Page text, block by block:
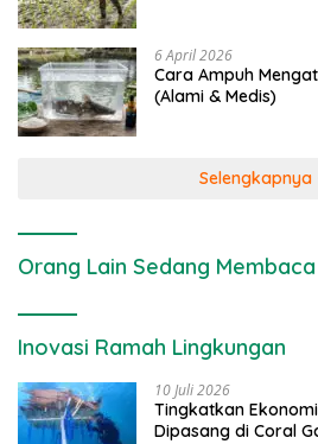
6 April 2026
Cara Ampuh
(Alami & Medis)
Selengkapnya
Orang Lain Sedang Membaca
Inovasi Ramah Lingkungan
10 Juli 2026
Tingkatkan
Dipasang di Coral